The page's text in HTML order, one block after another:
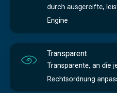
durch ausgereifte,
Engine
Transparent
Transparente, an die
Rechtsordnung